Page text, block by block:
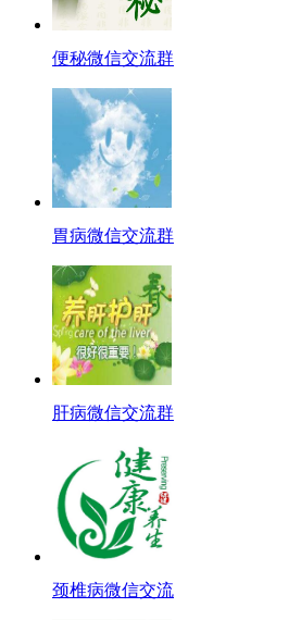
便秘微信交流群
胃病微信交流群
肝病微信交流群
颈椎病微信交流